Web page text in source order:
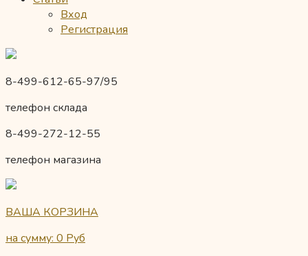
Вход
Регистрация
8-499-612-65-97/95
телефон склада
8-499-272-12-55
телефон магазина
ВАША КОРЗИНА
на сумму: 0 Руб